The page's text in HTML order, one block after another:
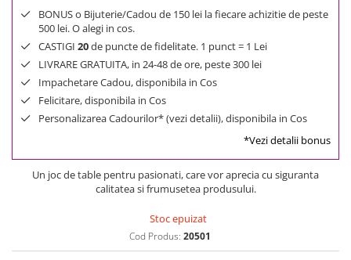
BONUS o Bijuterie/Cadou de 150 lei la fiecare achizitie de peste
500 lei. O alegi in cos.
CASTIGI 20de puncte de fidelitate. 1 punct = 1 Lei
LIVRARE GRATUITA, in 24-48 de ore, peste 300 lei
Impachetare Cadou, disponibila in Cos
Felicitare, disponibila in Cos
Personalizarea Cadourilor* (vezi detalii), disponibila in Cos
*Vezi detalii bonus
Un joc de table pentru pasionati, care vor aprecia cu siguranta
calitatea si frumusetea produsului.
Stoc epuizat
Cod Produs: 20501